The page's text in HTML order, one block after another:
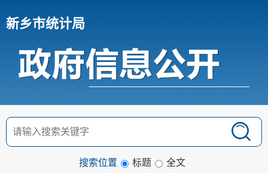
新乡市统计局
搜索位置 标题
全文